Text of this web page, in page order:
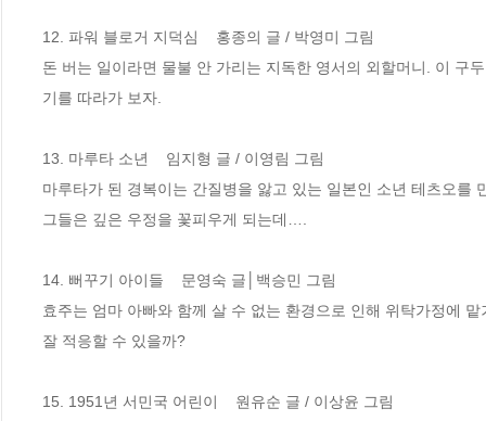
12. 파워 블로거 지덕심    홍종의 글 / 박영미 그림
돈 버는 일이라면 물불 안 가리는 지독한 영서의 외할머니. 이 구
기를 따라가 보자.
13. 마루타 소년    임지형 글 / 이영림 그림
마루타가 된 경복이는 간질병을 앓고 있는 일본인 소년 테츠오를
그들은 깊은 우정을 꽃피우게 되는데….
14. 뻐꾸기 아이들    문영숙 글│백승민 그림
효주는 엄마 아빠와 함께 살 수 없는 환경으로 인해 위탁가정에
잘 적응할 수 있을까?
15. 1951년 서민국 어린이    원유순 글 / 이상윤 그림